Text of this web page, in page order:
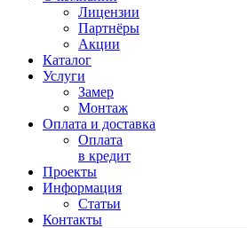
Лицензии
Партнёры
Акции
Каталог
Услуги
Замер
Монтаж
Оплата и доставка
Оплата
в кредит
Проекты
Информация
Статьи
Контакты